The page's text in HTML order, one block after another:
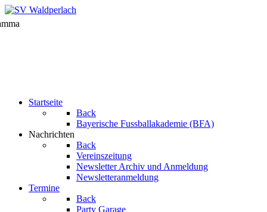
Startseite
Back
Bayerische Fussballakademie (BFA)
Nachrichten
Back
Vereinszeitung
Newsletter Archiv und Anmeldung
Newsletteranmeldung
Termine
Back
Party Garage